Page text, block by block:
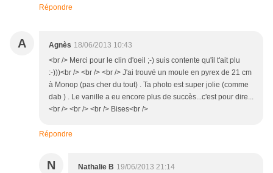
Répondre
A Agnès 18/06/2013 10:43
<br /> Merci pour le clin d'oeil ;-) suis contente qu'il t'ait plu
:-)))<br /> <br /> <br /> J'ai trouvé un moule en pyrex de 21 cm
à Monop (pas cher du tout) . Ta photo est super jolie (comme
dab ) . Le vanille a eu encore plus de succès...c'est pour dire...
<br /> <br /> <br /> Bises<br />
Répondre
N Nathalie B 19/06/2013 21:14